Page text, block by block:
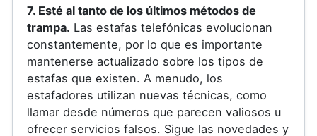
7. Esté al tanto de los últimos métodos de
trampa. Las estafas telefónicas evolucionan
constantemente, por lo que es importante
mantenerse actualizado sobre los tipos de
estafas que existen. A menudo, los
estafadores utilizan nuevas técnicas, como
llamar desde números que parecen valiosos u
ofrecer servicios falsos. Sigue las novedades y